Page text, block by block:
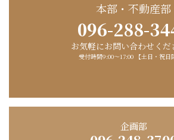
本部・不動産部
096-288-
お気軽にお問い合わせくだ
受付時間9:00〜17:00 【土日・祝日
企画部